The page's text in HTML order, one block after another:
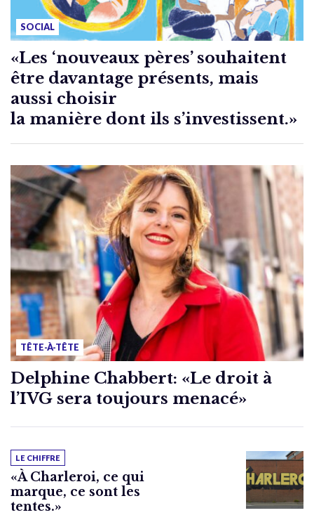
SOCIAL
«Les ‘nouveaux pères’ souhaitent
être davantage présents, mais
aussi choisir
la manière dont ils s’investissent.»
TÊTE-À-TÊTE
Delphine Chabbert: «Le droit à
l’IVG sera toujours menacé»
LE CHIFFRE
«À Charleroi, ce qui
marque, ce sont les
tentes.»